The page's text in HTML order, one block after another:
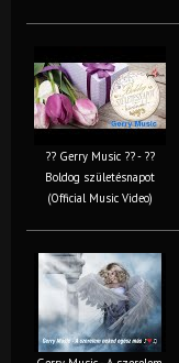
?? Gerry Music ?? - ??
Boldog születésnapot
(Official Music Video)